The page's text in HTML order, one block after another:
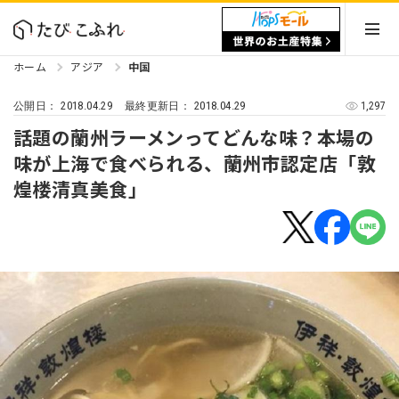
ホーム アジア 中国
公開日：2018.04.29 最終更新日： 2018.04.29 1,297
話題の蘭州ラーメンってどんな味？本場の
味が上海で食べられる、蘭州市認定店「敦
煌楼清真美食」